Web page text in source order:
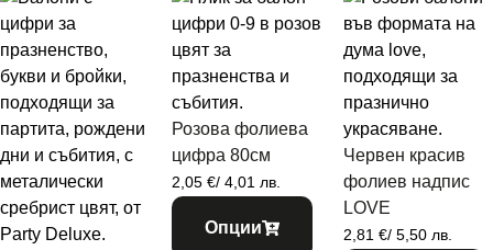
Розова фолиева
цифра 80см
2,05 €/ 4,01 лв.
Опции
Червен красив
фолиев надпис
LOVE
2,81 €/ 5,50 лв.